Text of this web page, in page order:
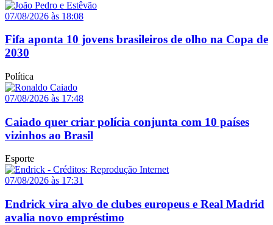
07/08/2026 às 18:08
Fifa aponta 10 jovens brasileiros de olho na Copa de
2030
Política
07/08/2026 às 17:48
Caiado quer criar polícia conjunta com 10 países
vizinhos ao Brasil
Esporte
07/08/2026 às 17:31
Endrick vira alvo de clubes europeus e Real Madrid
avalia novo empréstimo